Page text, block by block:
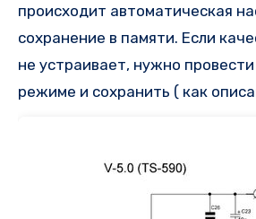
происходит автоматическая
сохранение в памяти. Если
не устраивает, нужно
режиме и сохранить ( как